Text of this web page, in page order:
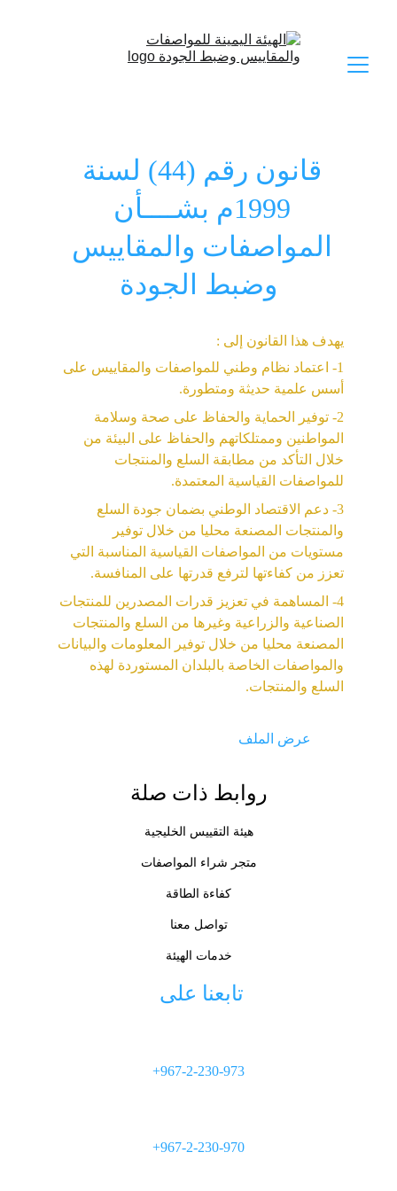
قانون رقم (44) لسنة
1999م بشــــأن
المواصفات والمقاييس
وضبط الجودة
عرض الملف
يهدف هذا القانون إلى :
1- اعتماد نظام وطني للمواصفات والمقاييس على
أسس علمية حديثة ومتطورة.
2- توفير الحماية والحفاظ على صحة وسلامة
المواطنين وممتلكاتهم والحفاظ على البيئة من
خلال التأكد من مطابقة السلع والمنتجات
للمواصفات القياسية المعتمدة.
3- دعم الاقتصاد الوطني بضمان جودة السلع
والمنتجات المصنعة محليا من خلال توفير
مستويات من المواصفات القياسية المناسبة التي
تعزز من كفاءتها لترفع قدرتها على المنافسة.
4- المساهمة في تعزيز قدرات المصدرين للمنتجات
الصناعية والزراعية وغيرها من السلع والمنتجات
المصنعة محليا من خلال توفير المعلومات والبيانات
والمواصفات الخاصة بالبلدان المستوردة لهذه
السلع والمنتجات.
روابط ذات صلة
تابعنا على
+967-2-230-970
+967-2-230-973
متجر شراء المواصفات
كفاءة الطاقة
هيئة التقييس الخليجية
تواصل معنا
خدمات الهيئة